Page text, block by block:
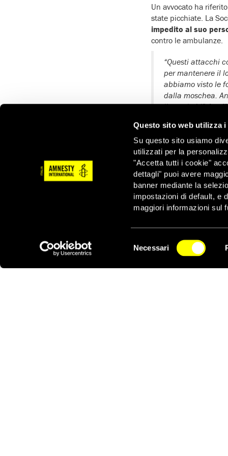
Questo sito web utilizza i
Su questo sito usiamo
utilizzati per la
"Accetta tutti i cookie"
dettagli" puoi avere
banner mediante la
impostazioni di default, e
maggiori informazioni sul
del
Necessari
Un avvocato ha
state picchiate. La
impedito al suo
contro le ambulanze.
“Questi attacchi
per mantenere il
abbiamo visto le
dalla moschea.
l’apartheid”,ha
“Le forze di
trasformato uno dei
internazionale ad
chiedere alle autorità
questi terribili
aggiunto Morayef.
durante il Ramadan.
Dopo l’attacco
palestinesi di Israele.
Gaza in risposta al
NEWSLETTER